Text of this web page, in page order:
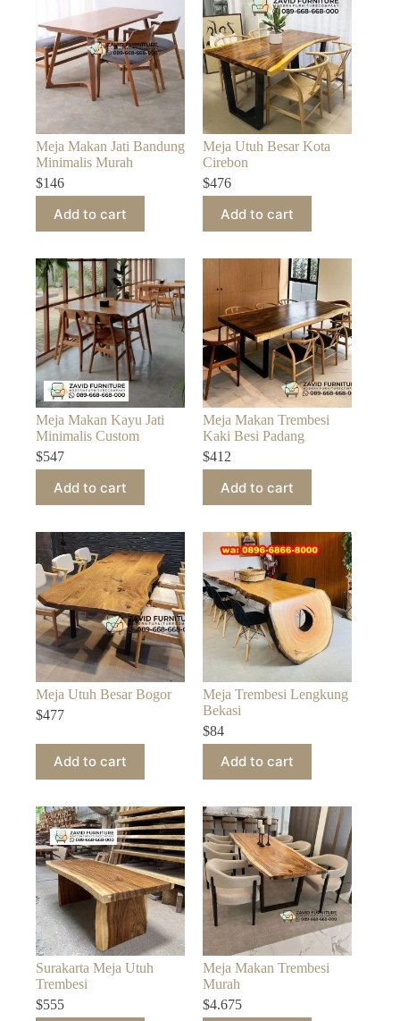
Meja Makan Jati Bandung
Minimalis Murah
$146
Add to cart
Meja Utuh Besar Kota
Cirebon
$476
Add to cart
Meja Makan Kayu Jati
Minimalis Custom
$547
Add to cart
Meja Makan Trembesi
Kaki Besi Padang
$412
Add to cart
Meja Utuh Besar Bogor
$477
Add to cart
Meja Trembesi Lengkung
Bekasi
$84
Add to cart
Surakarta Meja Utuh
Trembesi
$555
Meja Makan Trembesi
Murah
$4.675